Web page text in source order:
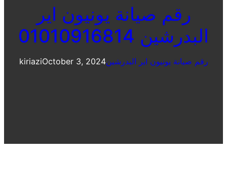
رقم صيانة يونيون اير
البدرشين 01010916814
kiriaziOctober 3, 2024رقم صيانة يونيون اير البدرشين